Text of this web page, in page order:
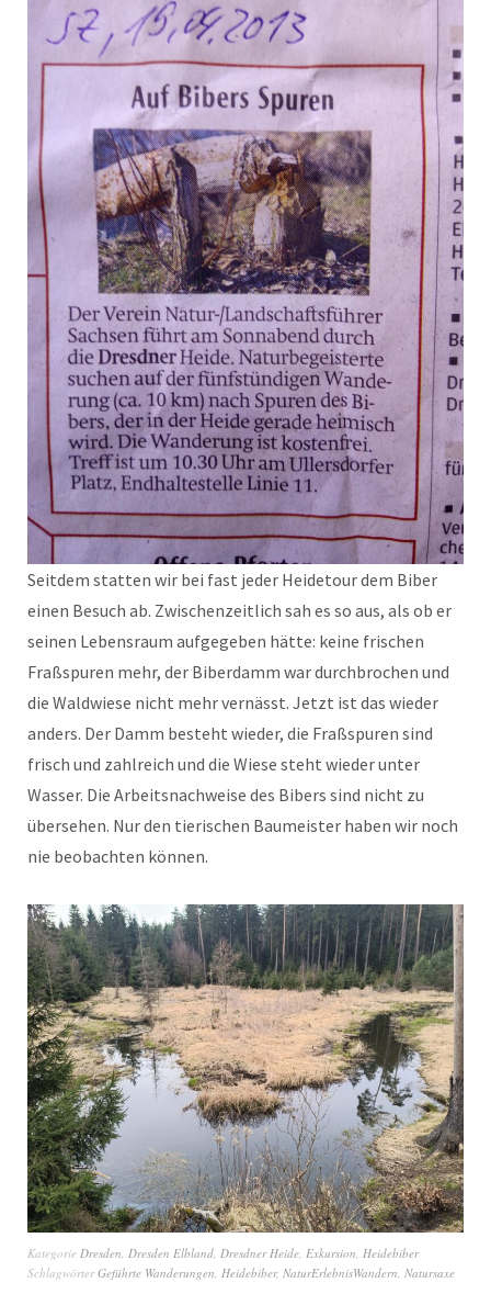
Seitdem statten wir bei fast jeder Heidetour dem Biber
einen Besuch ab. Zwischenzeitlich sah es so aus, als ob er
seinen Lebensraum aufgegeben hätte: keine frischen
Fraßspuren mehr, der Biberdamm war durchbrochen und
die Waldwiese nicht mehr vernässt. Jetzt ist das wieder
anders. Der Damm besteht wieder, die Fraßspuren sind
frisch und zahlreich und die Wiese steht wieder unter
Wasser. Die Arbeitsnachweise des Bibers sind nicht zu
übersehen. Nur den tierischen Baumeister haben wir noch
nie beobachten können.
Kategorie Dresden Dresden Elbland Dresdner Heide Exkursion Heidebiber
SchlagwörterGeführte Wanderungen Heidebiber, NaturErlebnisWandern Natursaxe